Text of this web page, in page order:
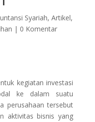
Syariah, Artikel,
| 0 Komentar
kegiatan investasi
ke dalam suatu
perusahaan tersebut
aktivitas bisnis yang